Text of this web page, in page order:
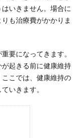
いきません。場合に
も治療費がかかりま
要になってきます。
起きる前に健康維持
こでは、健康維持の
いきます。